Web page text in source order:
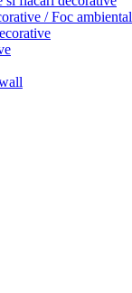
/ Foc ambiental